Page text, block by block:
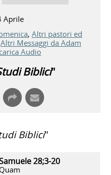
Aprile
, Altri pastori ed
Altri Messaggi da Adam
Audio
Biblici"
Biblici"
28;3-20